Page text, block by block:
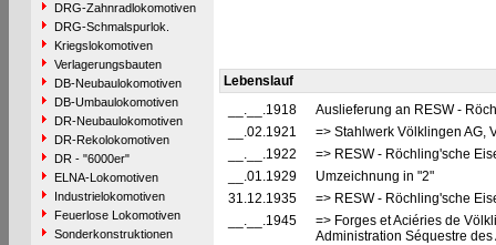
DRG-Zahnradlokomotiven
DRG-Schmalspurlok.
Kriegslokomotiven
Verlagerungsbauten
DB-Neubaulokomotiven
DB-Umbaulokomotiven
DR-Neubaulokomotiven
DR-Rekolokomotiven
DR - "6000er"
ELNA-Lokomotiven
Industrielokomotiven
Feuerlose Lokomotiven
Sonderkonstruktionen
Lebenslauf
__.__.1918
Auslieferung an RESW -
__.02.1921
=> Stahlwerk Völklingen AG,
__.__.1922
=> RESW - Röchling'sche
__.01.1929
Umzeichnung in "2"
31.12.1935
=> RESW - Röchling'sche
__.__.1945
=> Forges et Aciéries de
Administration Séquestre